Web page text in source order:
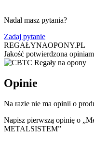
Nadal masz pytania?
Zadaj pytanie
REGAŁYNAOPONY.PL
Jakość potwierdzona
Opinie
Na razie nie ma opinii o
Napisz pierwszą opinię o
METALSISTEM”